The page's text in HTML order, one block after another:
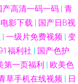
产高清一码一码 | 青
影下载 | 国产日B视
| 一级片免费视频 | 变
福利社 | 国产色护
第一页福利 | 欧美色
草手机在线视频 | 日